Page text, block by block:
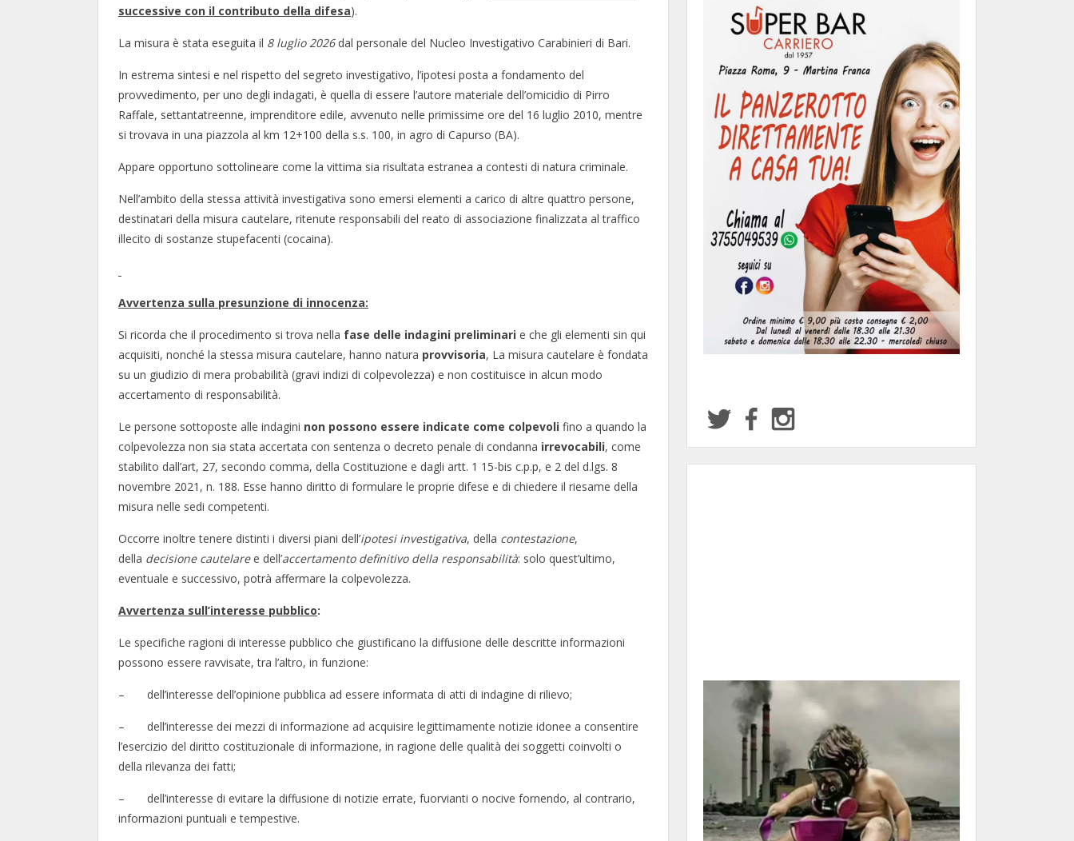
successive con il contributo della difesa).
La misura è stata eseguita il 8luglio 2026 dal personale del Nucleo Investigativo Carabinieri di Bari.
In estrema sintesi e nel rispetto del segreto investigativo, l’ipotesi posta a fondamento del
provvedimento, per uno degli indagati, è quella di essere l’autore materiale dell’omicidio di Pirro
Raffale, settantatreenne, imprenditore edile, avvenuto nelle primissime ore del 16 luglio 2010, mentre
si trovava in una piazzola al km 12+100 della s.s. 100, in agro di Capurso (BA).
Appare opportuno sottolineare come la vittima sia risultata estranea a contesti di natura criminale.
Nell’ambito della stessa attività investigativa sono emersi elementi a carico di altre quattro persone,
destinatari della misura cautelare, ritenute responsabili del reato di associazione finalizzata al traffico
illecito di sostanze stupefacenti (cocaina).
Avvertenza sulla presunzione di innocenza:
Si ricorda che il procedimento si trova nella fase delle indagini preliminari e che gli elementi sin qui
acquisiti, nonché la stessa misura cautelare, hanno natura provvisoria, La misura cautelare è fondata
su un giudizio di mera probabilità (gravi indizi di colpevolezza) e non costituisce in alcun modo
accertamento di responsabilità.
Le persone sottoposte alle indagini non possono essere indicate come colpevoli fino a quando la
colpevolezza non sia stata accertata con sentenza o decreto penale di condanna irrevocabili, come
stabilito dall’art, 27, secondo comma, della Costituzione e dagli artt. 1 15-bis c.p.p, e 2 del d.lgs. 8
novembre 2021, n. 188. Esse hanno diritto di formulare le proprie difese e di chiedere il riesame della
misura nelle sedi competenti.
Occorre inoltre tenere distinti i diversi piani dell’ipotesi investigativa, della contestazione,
della decisione cautelaree dell’accertamento definitivo della responsabilità: solo quest’ultimo,
eventuale e successivo, potrà affermare la colpevolezza.
Avvertenza sull’interesse pubblico:
Le specifiche ragioni di interesse pubblico che giustificano la diffusione delle descritte informazioni
possono essere ravvisate, tra l’altro, in funzione:
– dell’interesse dell’opinione pubblica ad essere informata di atti di indagine di rilievo;
– dell’interesse dei mezzi di informazione ad acquisire legittimamente notizie idonee a consentire
l’esercizio del diritto costituzionale di informazione, in ragione delle qualità dei soggetti coinvolti o
della rilevanza dei fatti;
– dell’interesse di evitare la diffusione di notizie errate, fuorvianti o nocive fornendo, al contrario,
informazioni puntuali e tempestive.